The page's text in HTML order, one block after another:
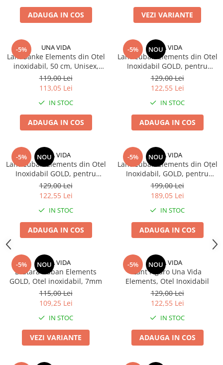
ADAUGA IN COS VEZI VARIANTE
-5% UNA VIDA
Lant Sanke Elements din Otel
inoxidabil, 50 cm, Unisex,
GOLD
119,00 Lei
113,05 Lei
IN STOC
ADAUGA IN COS
-5% NOU
UNA VIDA
Lant Cuban Elements din Otel
Inoxidabil GOLD, pentru
barbati, 4mm
129,00 Lei
122,55 Lei
IN STOC
ADAUGA IN COS
-5% NOU
UNA VIDA
Lant Cuban Elements din Otel
Inoxidabil GOLD, pentru
barbati, 6 mm
129,00 Lei
122,55 Lei
IN STOC
ADAUGA IN COS
-5% NOU
UNA VIDA
Lant Cuban Elements din Oțel
Inoxidabil, GOLD, pentru
bărbați – 12 mm, cu zirconiu
199,00 Lei
189,05 Lei
IN STOC
ADAUGA IN COS
-5% NOU
UNA VIDA
Bratara Cuban Elements
GOLD, Otel inoxidabil, 7mm
115,00 Lei
109,25 Lei
IN STOC
VEZI VARIANTE
-5% NOU
UNA VIDA
Lant Figaro Una Vida
Elements, Otel Inoxidabil
129,00 Lei
122,55 Lei
IN STOC
ADAUGA IN COS